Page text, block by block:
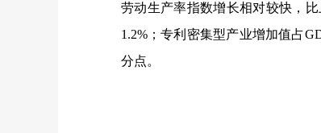
劳动生产率指数增长相对较快，
1.2% ；专利密集型产业增加值占
分点。